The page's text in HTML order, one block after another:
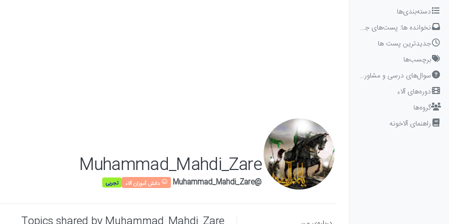
Skip to content
دسته‌بندی‌ها
نخوانده ها: پست‌های جدید برای شما
جدیدترین پست ها
برچسب‌ها
سوال‌های درسی و مشاوره‌ای
دوره‌های آلاء
گروه‌ها
راهنمای آلاخونه
Muhammad_Mahdi_Zare
@Muhammad_Mahdi_Zare دانش آموزان آلاء تجربی